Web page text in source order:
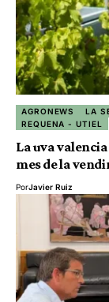
AGRONEWS LA
REQUENA - UTIEL
La uva
mes de la
PorJavier Ruiz